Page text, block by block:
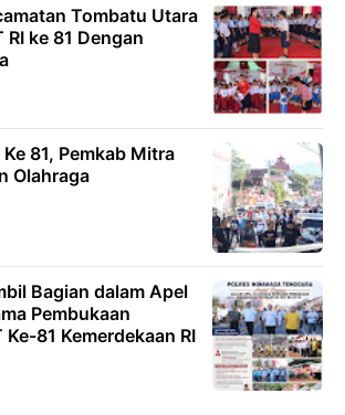
Tombatu Utara
ke 81 Dengan
81, Pemkab Mitra
Olahraga
Bagian dalam Apel
Pembukaan
81 Kemerdekaan RI